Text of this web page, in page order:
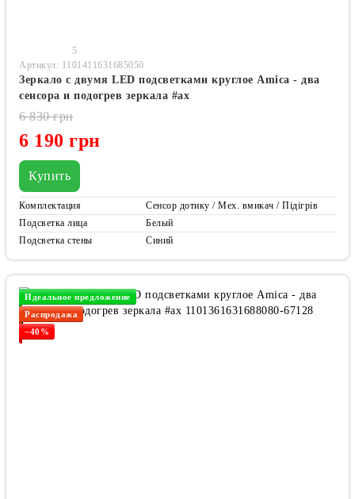
5
Артикул: 1101411631685050
Зеркало с двумя LED подсветками круглое Amica - два
сенсора и подогрев зеркала #ax
6 190 грн
6 830 грн
Купить
Комплектация
Сенсор дотику / Мех. вмикач / Підігрів
Подсветка лица
Белый
Подсветка стены
Синий
Идеальное предложение
Распродажа
−40%